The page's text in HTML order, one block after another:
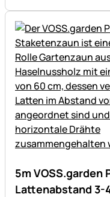
5m VOSS.garden
Lattenabstand 3-